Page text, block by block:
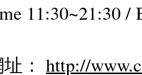
11:30~21:30 /
： http://